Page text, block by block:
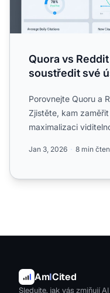
Quora vs
soustředit své
Porovnejte Quoru a
Zjistěte, kam
maximalizaci
Jan 3, 2026 8 min
AmICited
Sledujte, jak vás zmiňují AI